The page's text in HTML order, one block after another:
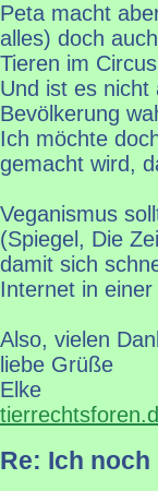
Peta macht
alles) doch
Tieren im
Und ist es
Bevölkerung
Ich möchte
gemacht wird,
Veganismus
(Spiegel, Die
damit sich
Internet in
Also, vielen
liebe Grüße
Elke
Re: Ich noch